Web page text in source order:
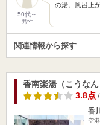
50代～
男性
の湯。風呂上
関連情報から探す
香南楽湯（こうなん
3.8点/
香
空